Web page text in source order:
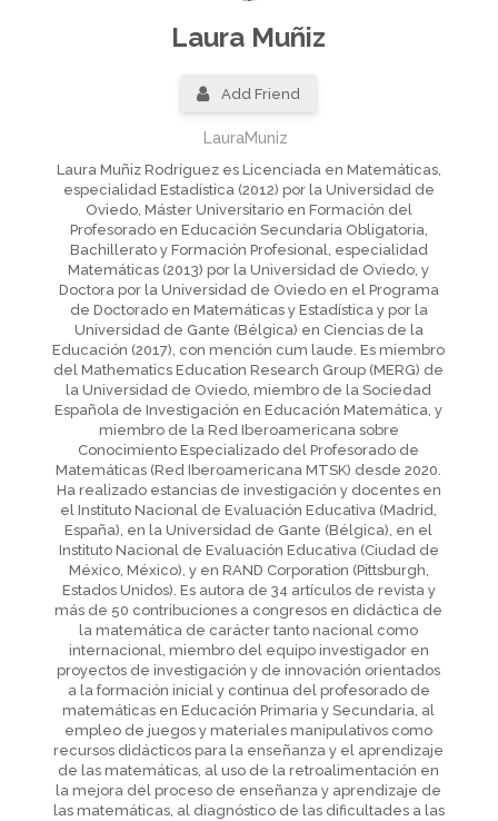
Laura Muñiz
Add Friend
LauraMuniz
Laura Muñiz Rodríguez es Licenciada en Matemáticas,
especialidad Estadística (2012) por la Universidad de
Oviedo, Máster Universitario en Formación del
Profesorado en Educación Secundaria Obligatoria,
Bachillerato y Formación Profesional, especialidad
Matemáticas (2013) por la Universidad de Oviedo, y
Doctora por la Universidad de Oviedo en el Programa
de Doctorado en Matemáticas y Estadística y por la
Universidad de Gante (Bélgica) en Ciencias de la
Educación (2017), con mención cum laude. Es miembro
del Mathematics Education Research Group (MERG) de
la Universidad de Oviedo, miembro de la Sociedad
Española de Investigación en Educación Matemática, y
miembro de la Red Iberoamericana sobre
Conocimiento Especializado del Profesorado de
Matemáticas (Red Iberoamericana MTSK) desde 2020.
Ha realizado estancias de investigación y docentes en
el Instituto Nacional de Evaluación Educativa (Madrid,
España), en la Universidad de Gante (Bélgica), en el
Instituto Nacional de Evaluación Educativa (Ciudad de
México, México), y en RAND Corporation (Pittsburgh,
Estados Unidos). Es autora de 34 artículos de revista y
más de 50 contribuciones a congresos en didáctica de
la matemática de carácter tanto nacional como
internacional, miembro del equipo investigador en
proyectos de investigación y de innovación orientados
a la formación inicial y continua del profesorado de
matemáticas en Educación Primaria y Secundaria, al
empleo de juegos y materiales manipulativos como
recursos didácticos para la enseñanza y el aprendizaje
de las matemáticas, al uso de la retroalimentación en
la mejora del proceso de enseñanza y aprendizaje de
las matemáticas, al diagnóstico de las dificultades a las